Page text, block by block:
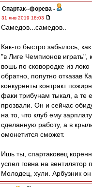
Cпартак--форева -
31 янв 2019 18:03
Самедов...самедов..
Как-то быстро забылось,
"в Лиге Чемпионов играть",
вошь по сковородке из
обратно, попутно отказав
конкуренты контракт
факи трибунам тыкал, а те
прозвали. Он и сейчас
на то, что клуб ему
сделанную работу, а в
омонетится сможет.
Ишь ты, спартаковец
успел говна на вентилятор
Молодец, хули. Арбузник он